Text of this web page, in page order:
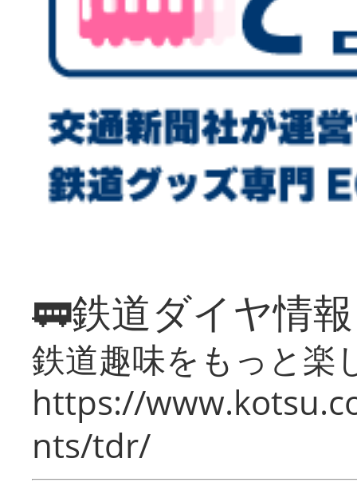
🚃鉄道ダイヤ情
鉄道趣味をもっと楽
https://
nts/tdr/